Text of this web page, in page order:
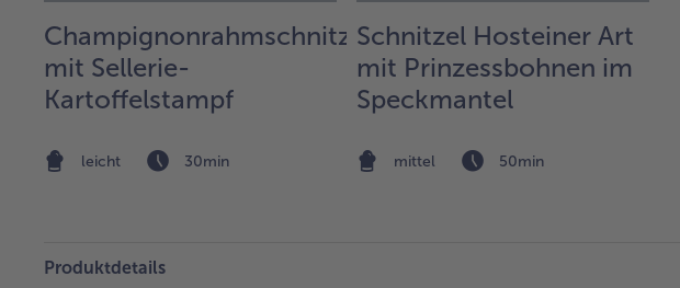
Champignonrahmschnitzel
mit Sellerie-
Kartoffelstampf
leicht 30min
Schnitzel Hosteiner Art
mit Prinzessbohnen im
Speckmantel
mittel 50min
Produktdetails